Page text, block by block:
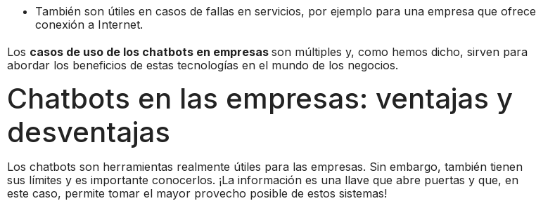
También son útiles en casos de fallas en servicios, por ejemplo para una empresa que ofrece
conexión a Internet.
Los casos de uso de los chatbots en empresas son múltiples y, como hemos dicho, sirven para
abordar los beneficios de estas tecnologías en el mundo de los negocios.
Chatbots en las empresas: ventajas y
desventajas
Los chatbots son herramientas realmente útiles para las empresas. Sin embargo, también tienen
sus límites y es importante conocerlos. ¡La información es una llave que abre puertas y que, en
este caso, permite tomar el mayor provecho posible de estos sistemas!